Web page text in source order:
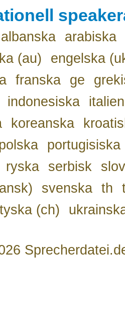
albanska
arabiska
(au)
engelska
franska ge
indonesiska
koreanska
portugisiska
ryska serbisk
svenska th
tyska (ch)